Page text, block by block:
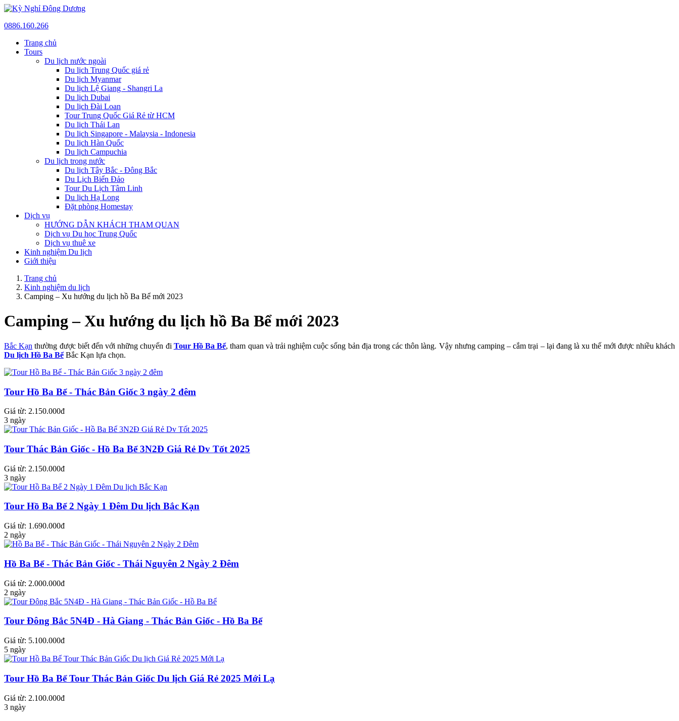
0886.160.266
Trang chủ
Tours
Du lịch nước ngoài
Du lịch Trung Quốc giá rẻ
Du lịch Myanmar
Du lịch Lệ Giang - Shangri La
Du lịch Dubai
Du lịch Đài Loan
Tour Trung Quốc Giá Rẻ từ HCM
Du lịch Thái Lan
Du lịch Singapore - Malaysia - Indonesia
Du lịch Hàn Quốc
Du lịch Campuchia
Du lịch trong nước
Du lịch Tây Bắc - Đông Bắc
Du Lịch Biển Đảo
Tour Du Lịch Tâm Linh
Du lịch Hạ Long
Đặt phòng Homestay
Dịch vụ
HƯỚNG DẪN KHÁCH THAM QUAN
Dịch vụ Du học Trung Quốc
Dịch vụ thuê xe
Kinh nghiệm Du lịch
Giới thiệu
Trang chủ
Kinh nghiệm du lịch
Camping – Xu hướng du lịch hồ Ba Bể mới 2023
Camping – Xu hướng du lịch hồ Ba Bể mới 2023
Bắc Kạn thường được biết đến với những chuyến đi Tour Hồ Ba Bể, tham quan và trải nghiệm cuộc sống bản địa trong các thôn làng. Vậy nhưng camping – cắm trại – lại đang là xu thế mới được nhiều khách
Du lịch Hồ Ba BểBắc Kạn lựa chọn.
Tour Hồ Ba Bể - Thác Bản Giốc 3 ngày 2 đêm
Giá từ: 2.150.000đ
3 ngày
Tour Thác Bản Giốc - Hồ Ba Bể 3N2Đ Giá Rẻ Dv Tốt 2025
Giá từ: 2.150.000đ
3 ngày
Tour Hồ Ba Bể 2 Ngày 1 Đêm Du lịch Bắc Kạn
Giá từ: 1.690.000đ
2 ngày
Hồ Ba Bể - Thác Bản Giốc - Thái Nguyên 2 Ngày 2 Đêm
Giá từ: 2.000.000đ
2 ngày
Tour Đông Bắc 5N4Đ - Hà Giang - Thác Bản Giốc - Hồ Ba Bể
Giá từ: 5.100.000đ
5 ngày
Tour Hồ Ba Bể Tour Thác Bản Giốc Du lịch Giá Rẻ 2025 Mới Lạ
Giá từ: 2.100.000đ
3 ngày